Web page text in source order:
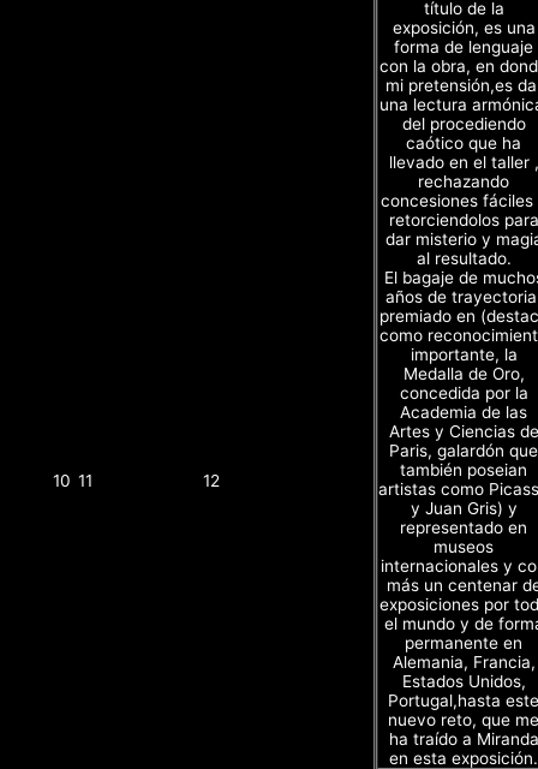
10 11 12
título de la
exposición, es una
forma de lenguaje
con la obra, en
mi pretensión,es
una lectura
del procediendo
caótico que ha
llevado en el taller ,
rechazando
concesiones fáciles
retorciendolos para
dar misterio y
al resultado.
El bagaje de
años de
premiado en
como
importante, la
Medalla de Oro,
concedida por la
Academia de las
Artes y Ciencias de
Paris, galardón que
también poseian
artistas como
y Juan Gris) y
representado en
museos
internacionales y
más un centenar
exposiciones por
el mundo y de
permanente en
Alemania, Francia,
Estados Unidos,
Portugal,hasta este
nuevo reto, que me
ha traído a Miranda
en esta exposición.